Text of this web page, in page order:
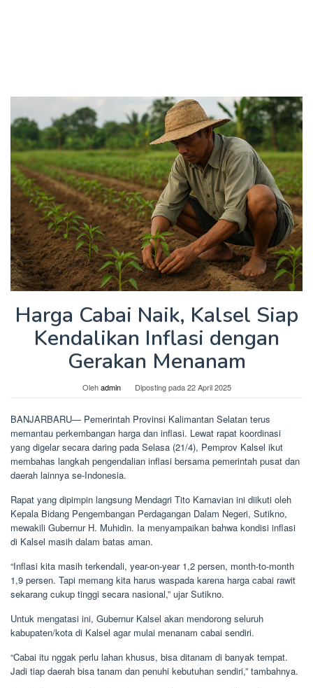
Harga Cabai Naik, Kalsel Siap
Kendalikan Inflasi dengan
Gerakan Menanam
Olehadmin Diposting pada22 April 2025
BANJARBARU— Pemerintah Provinsi Kalimantan Selatan terus
memantau perkembangan harga dan inflasi. Lewat rapat koordinasi
yang digelar secara daring pada Selasa (21/4), Pemprov Kalsel ikut
membahas langkah pengendalian inflasi bersama pemerintah pusat dan
daerah lainnya se-Indonesia.
Rapat yang dipimpin langsung Mendagri Tito Karnavian ini diikuti oleh
Kepala Bidang Pengembangan Perdagangan Dalam Negeri, Sutikno,
mewakili Gubernur H. Muhidin. Ia menyampaikan bahwa kondisi inflasi
di Kalsel masih dalam batas aman.
“Inflasi kita masih terkendali, year-on-year 1,2 persen, month-to-month
1,9 persen. Tapi memang kita harus waspada karena harga cabai rawit
sekarang cukup tinggi secara nasional,” ujar Sutikno.
Untuk mengatasi ini, Gubernur Kalsel akan mendorong seluruh
kabupaten/kota di Kalsel agar mulai menanam cabai sendiri.
“Cabai itu nggak perlu lahan khusus, bisa ditanam di banyak tempat.
Jadi tiap daerah bisa tanam dan penuhi kebutuhan sendiri,” tambahnya.